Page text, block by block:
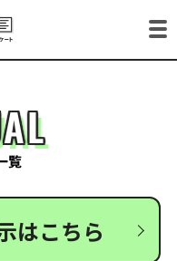
覧
はこちら